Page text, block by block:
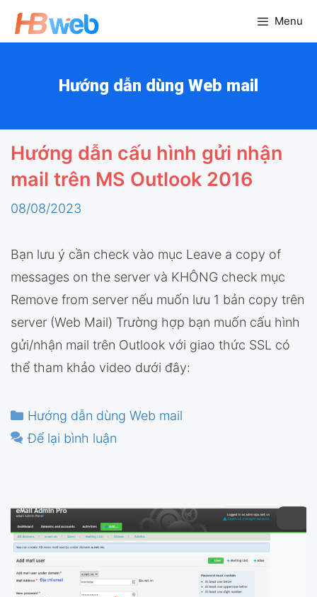
Chuyển
đến
Menu
Hướng dẫn dùng Web mail
Hướng dẫn cấu hình gửi nhận
mail trên MS Outlook 2016
08/08/2023
Bạn lưu ý cần check vào mục Leave a copy of
messages on the server và KHÔNG check mục
Remove from server nếu muốn lưu 1 bản copy trên
server (Web Mail) Trường hợp bạn muốn cấu hình
gửi/nhận mail trên Outlook với giao thức SSL có
thể tham khảo video dưới đây:
Danh
mục
Hướng dẫn dùng Web mail
Để lại bình luận